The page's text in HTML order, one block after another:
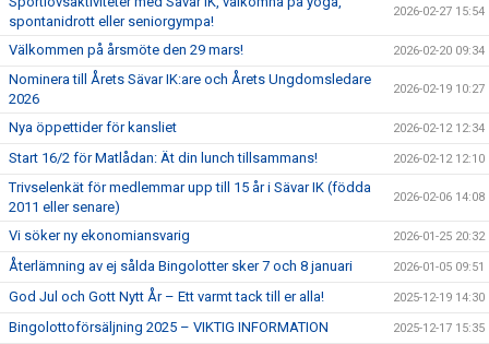
spontanidrott eller seniorgympa!
2026-02-27 15:54
Välkommen på årsmöte den 29 mars! 2026-02-20 09:34
Nominera till Årets Sävar IK:are och Årets Ungdomsledare
2026
2026-02-19 10:27
Nya öppettider för kansliet 2026-02-12 12:34
Start 16/2 för Matlådan: Ät din lunch tillsammans! 2026-02-12 12:10
Trivselenkät för medlemmar upp till 15 år i Sävar IK (födda
2011 eller senare)
2026-02-06 14:08
Vi söker ny ekonomiansvarig 2026-01-25 20:32
Återlämning av ej sålda Bingolotter sker 7 och 8 januari 2026-01-05 09:51
God Jul och Gott Nytt År – Ett varmt tack till er alla! 2025-12-19 14:30
Bingolottoförsäljning 2025 – VIKTIG INFORMATION 2025-12-17 15:35